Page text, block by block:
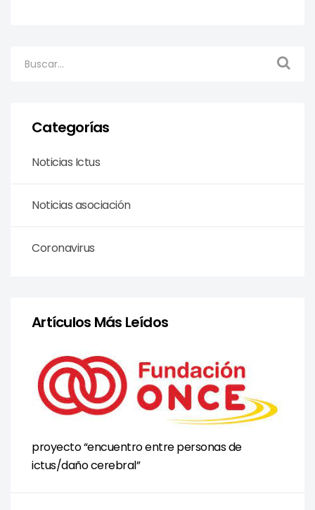
Categorías
Noticias Ictus
Noticias asociación
Coronavirus
Artículos Más Leídos
proyecto “encuentro entre personas de
ictus/daño cerebral”